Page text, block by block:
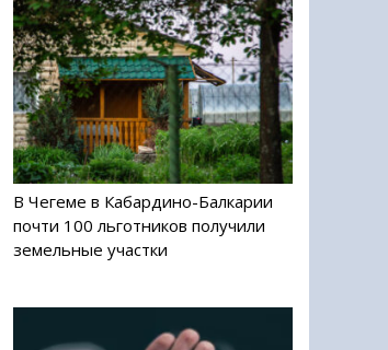
В Чегеме в Кабардино-Балкарии
почти 100 льготников получили
земельные участки